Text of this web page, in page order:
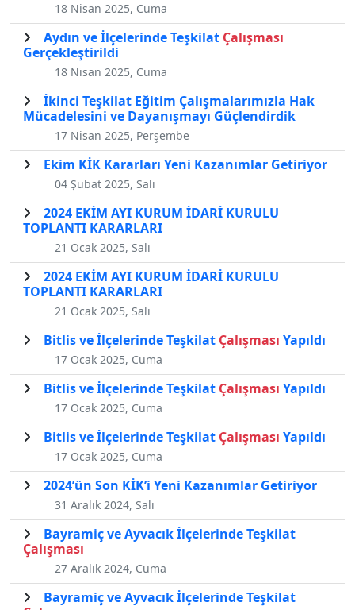
18 Nisan 2025, Cuma
Aydın ve İlçelerinde Teşkilat Çalışması
Gerçekleştirildi
18 Nisan 2025, Cuma
İkinci Teşkilat Eğitim Çalışmalarımızla Hak
Mücadelesini ve Dayanışmayı Güçlendirdik
17 Nisan 2025, Perşembe
Ekim KİK Kararları Yeni Kazanımlar Getiriyor
04 Şubat 2025, Salı
2024 EKİM AYI KURUM İDARİ KURULU
TOPLANTI KARARLARI
21 Ocak 2025, Salı
2024 EKİM AYI KURUM İDARİ KURULU
TOPLANTI KARARLARI
21 Ocak 2025, Salı
Bitlis ve İlçelerinde Teşkilat Çalışması Yapıldı
17 Ocak 2025, Cuma
Bitlis ve İlçelerinde Teşkilat Çalışması Yapıldı
17 Ocak 2025, Cuma
Bitlis ve İlçelerinde Teşkilat Çalışması Yapıldı
17 Ocak 2025, Cuma
2024’ün Son KİK’i Yeni Kazanımlar Getiriyor
31 Aralık 2024, Salı
Bayramiç ve Ayvacık İlçelerinde Teşkilat
Çalışması
27 Aralık 2024, Cuma
Bayramiç ve Ayvacık İlçelerinde Teşkilat